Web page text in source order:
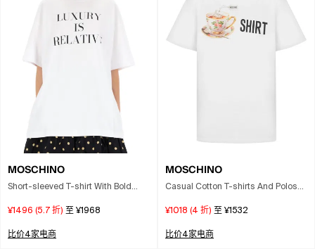
MOSCHINO
Short-sleeved T-shirt With Bold
¥1496 (5.7 折) 至 ¥1968
比价4家电商
MOSCHINO
Casual Cotton T-shirts And Polos
¥1018 (4 折) 至 ¥1532
比价4家电商